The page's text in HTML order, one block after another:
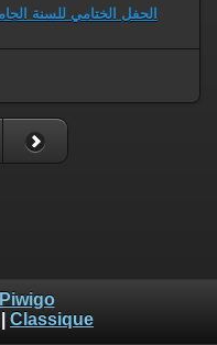
Piwigo
Classique